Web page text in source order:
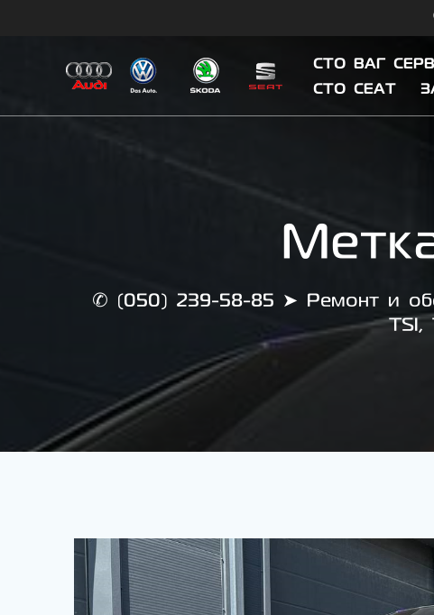
СТО ВАГ
СТО СЕАТ
✆ (050) 239-58-85 ➤ Ремонт и
TSI,